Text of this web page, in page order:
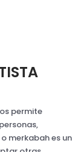
permite
merkabah es un